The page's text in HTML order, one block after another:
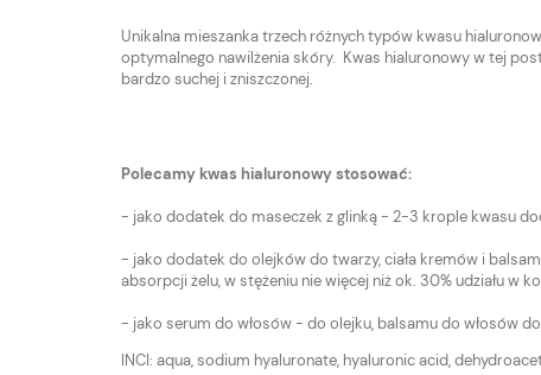
Unikalna mieszanka trzech różnych typów kwasu
optymalnego nawilżenia skóry. Kwas hialuronowy w tej
bardzo suchej i zniszczonej.
Polecamy kwas hialuronowy stosować:
- jako dodatek do maseczek z glinką - 2-3 krople kwasu
- jako dodatek do olejków do twarzy, ciała kremów i
absorpcji żelu, w stężeniu nie więcej niż ok. 30% udziału
- jako serum do włosów - do olejku, balsamu do włosów
INCI: aqua, sodium hyaluronate, hyaluronic acid,